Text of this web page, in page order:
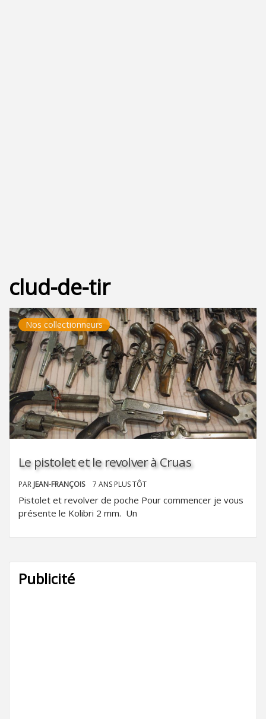
clud-de-tir
Nos collectionneurs
Le pistolet et le revolver à Cruas
PAR JEAN-FRANÇOIS 7 ANS PLUS TÔT
Pistolet et revolver de poche Pour commencer je vous
présente le Kolibri 2 mm. Un
Publicité